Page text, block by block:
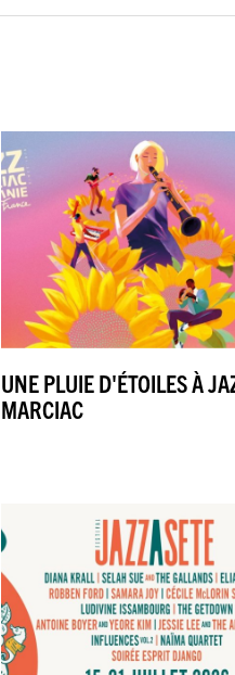
UNE PLUIE D'ÉTOILES À
MARCIAC